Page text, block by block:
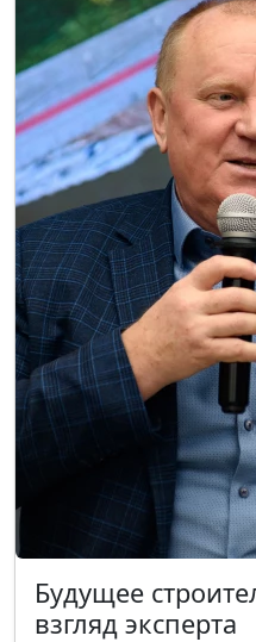
Будущее
взгляд эксперта